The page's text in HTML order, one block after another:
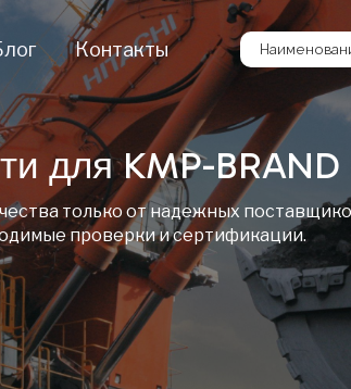
Контакты
для KMP-BRAND
только от надежных
проверки и сертификации.